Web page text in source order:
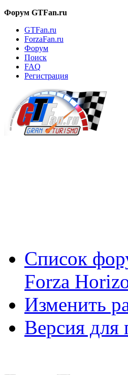
Форум GTFan.ru
GTFan.ru
ForzaFan.ru
Форум
Поиск
FAQ
Регистрация
Список
Forza
Изменить
Версия для